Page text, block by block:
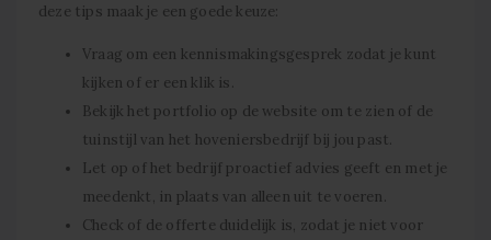
deze tips maak je een goede keuze:
Vraag om een kennismakingsgesprek zodat je kunt
kijken of er een klik is.
Bekijk het portfolio op de website om te zien of de
tuinstijl van het hoveniersbedrijf bij jou past.
Let op of het bedrijf proactief advies geeft en met je
meedenkt, in plaats van alleen uit te voeren.
Check of de offerte duidelijk is, zodat je niet voor